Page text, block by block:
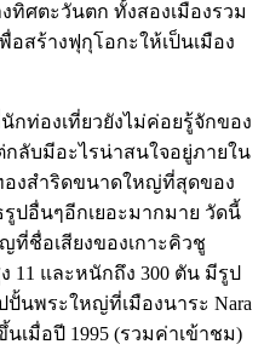
ทิศตะวันตก ทั้งสองเมืองรวม
อสร้างฟุกุโอกะให้เป็นเมือง
กท่องเที่ยวยังไม่ค่อยรู้จักของ
ลับมีอะไรน่าสนใจอยู่ภายใน
งสำริดขนาดใหญ่ที่สุดของ
ปอื่นๆอีกเยอะมากมาย วัดนี้
ที่ชื่อเสียงของเกาะคิวชู
11 และหนักถึง 300 ตัน มีรูป
นพระใหญ่ที่เมืองนาระ Nara
นเมื่อปี 1995 (รวมค่าเข้าชม)